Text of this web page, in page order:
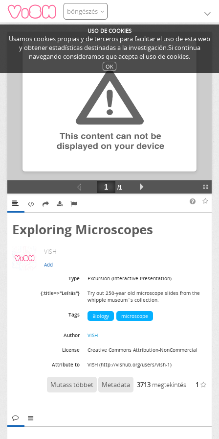
USO DE COOKIES
Usamos cookies propias y de terceros para facilitar el uso de esta web
y obtener estadísticas destinadas a la investigación.Si continua
navegando consideramos que acepta el uso de cookies.
OK
böngészés
Exploring Microscopes
ViSH
Type Excursion (Interactive Presentation)
{:title=>"Leírás"}
Try out 250-year old microscope slides from the
whipple museum´s collection.
Tags Biology microscope
Author ViSH
License Creative Commons Attribution-NonCommercial
Attribute to ViSH (http://vishub.org/users/vish-1)
Mutass többet Metadata 3713 megtekintés 1